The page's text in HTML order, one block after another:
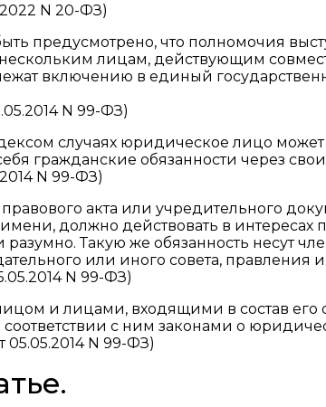
N 20-ФЗ)
предусмотрено, что полномочия
лицам, действующим
включению в единый
N 99-ФЗ)
случаях юридическое лицо может
гражданские обязанности через
N 99-ФЗ)
акта или учредительного
должно действовать в интересах
Такую же обязанность несут
или иного совета, правления и
N 99-ФЗ)
и лицами, входящими в состав его
с ним законами о
N 99-ФЗ)